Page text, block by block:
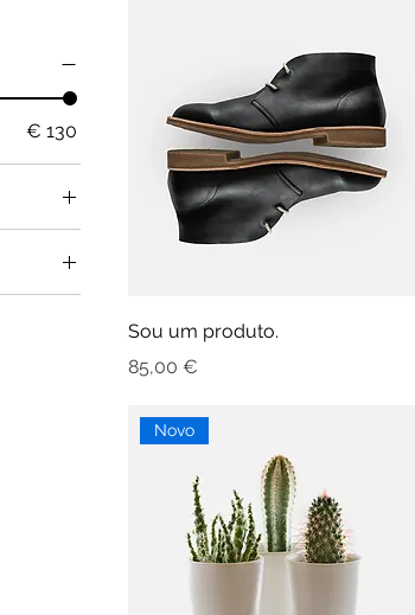
€ 130
Sou um produto.
Preço
85,00 €
Novo